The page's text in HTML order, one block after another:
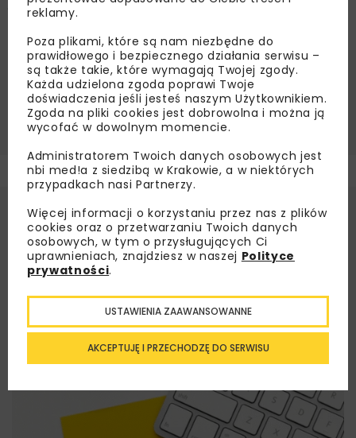
Oprac. Redakcja na podstawie materiałów ZMRP
MOSTY PRZEJŚCIA DLA ZWIERZĄT
PRZEPUSTY
ZMRP
reklamy.
Poza plikami, które są nam niezbędne do
prawidłowego i bezpiecznego działania serwisu –
są także takie, które wymagają Twojej zgody.
Każda udzielona zgoda poprawi Twoje
doświadczenia jeśli jesteś naszym Użytkownikiem.
Zgoda na pliki cookies jest dobrowolna i można ją
wycofać w dowolnym momencie.
Administratorem Twoich danych osobowych jest
nbi med!a z siedzibą w Krakowie, a w niektórych
przypadkach nasi Partnerzy.
Więcej informacji o korzystaniu przez nas z plików
cookies oraz o przetwarzaniu Twoich danych
osobowych, w tym o przysługujących Ci
uprawnieniach, znajdziesz w naszej Polityce
prywatności.
AKCEPTUJĘ I PRZECHODZĘ DO SERWISU
USTAWIENIA ZAAWANSOWANNE